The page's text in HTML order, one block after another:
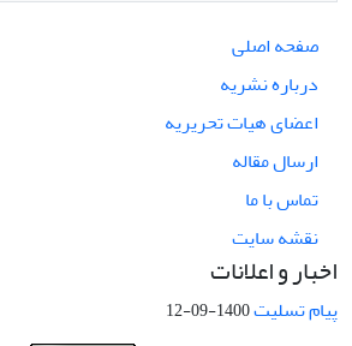
صفحه اصلی
درباره نشریه
اعضای هیات تحریریه
ارسال مقاله
تماس با ما
نقشه سایت
اخبار و اعلانات
پیام تسلیت1400-09-12